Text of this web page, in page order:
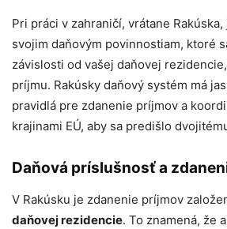
Pri práci v zahraničí, vrátane
svojim daňovým povinnostiam, ktoré
závislosti od vašej daňovej
príjmu. Rakúsky daňový systém má
pravidlá pre zdanenie príjmov a
krajinami EÚ, aby sa predišlo
Daňová príslušnosť a
V Rakúsku je zdanenie príjmov
daňovej rezidencie. To znamená, že